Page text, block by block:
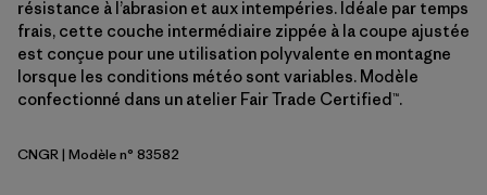
résistance à l’abrasion et aux intempéries. Idéale par temps
frais, cette couche intermédiaire zippée à la coupe ajustée
est conçue pour une utilisation polyvalente en montagne
lorsque les conditions météo sont variables. Modèle
confectionné dans un atelier Fair Trade Certified™.
Canopy Green
CNGR| Modèle n° 83582